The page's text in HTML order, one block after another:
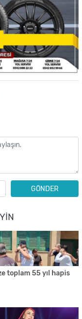
GÖNDER
toplam 55 yıl hapis